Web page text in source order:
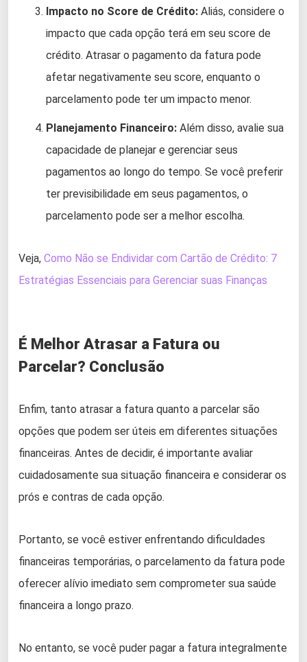
Impacto no Score de Crédito: Aliás, considere o
impacto que cada opção terá em seu score de
crédito. Atrasar o pagamento da fatura pode
afetar negativamente seu score, enquanto o
parcelamento pode ter um impacto menor.
Planejamento Financeiro: Além disso, avalie sua
capacidade de planejar e gerenciar seus
pagamentos ao longo do tempo. Se você preferir
ter previsibilidade em seus pagamentos, o
parcelamento pode ser a melhor escolha.
Veja, Como Não se Endividar com Cartão de Crédito: 7
Estratégias Essenciais para Gerenciar suas Finanças
É Melhor Atrasar a Fatura ou
Parcelar? Conclusão
Enfim, tanto atrasar a fatura quanto a parcelar são
opções que podem ser úteis em diferentes situações
financeiras. Antes de decidir, é importante avaliar
cuidadosamente sua situação financeira e considerar os
prós e contras de cada opção.
Portanto, se você estiver enfrentando dificuldades
financeiras temporárias, o parcelamento da fatura pode
oferecer alívio imediato sem comprometer sua saúde
financeira a longo prazo.
No entanto, se você puder pagar a fatura integralmente